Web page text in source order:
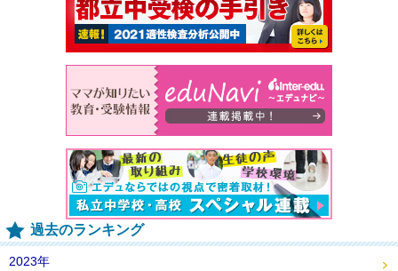
過去のランキング
2023年